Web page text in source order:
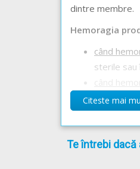
dintre membre.
Hemoragia
când
sterile sau
care nu
absența
material
garoului la
Citeste mai
Te întrebi dacă